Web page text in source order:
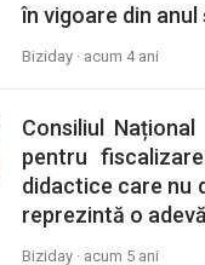
în vigoare din
Biziday · acum 4 ani
Consiliul
pentru
didactice care nu
reprezintă o
Biziday · acum 5 ani